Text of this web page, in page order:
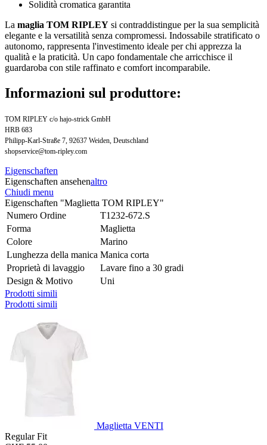
Solidità cromatica garantita
La maglia TOM RIPLEY si contraddistingue per la sua semplicità
elegante e la versatilità senza compromessi. Indossabile stratificato o
autonomo, rappresenta l'investimento ideale per chi apprezza la
qualità e la praticità. Un capo fondamentale che arricchisce il
guardaroba con stile raffinato e comfort incomparabile.
Informazioni sul produttore:
TOM RIPLEY c/o hajo-strick GmbH
HRB 683
Philipp-Karl-Straße 7, 92637 Weiden, Deutschland
shopservice@tom-ripley.com
Eigenschaften
Eigenschaften ansehenaltro
Chiudi menu
Eigenschaften "Maglietta TOM RIPLEY"
Numero Ordine
T1232-672.S
Forma
Maglietta
Colore
Marino
Lunghezza della manica Manica corta
Proprietà di lavaggio
Lavare fino a 30 gradi
Design & Motivo
Uni
Prodotti simili
Prodotti simili
Maglietta VENTI
Regular Fit